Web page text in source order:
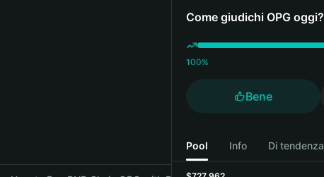
Come giudichi OPG oggi?
100%
Bene
Pool Info Di tendenza